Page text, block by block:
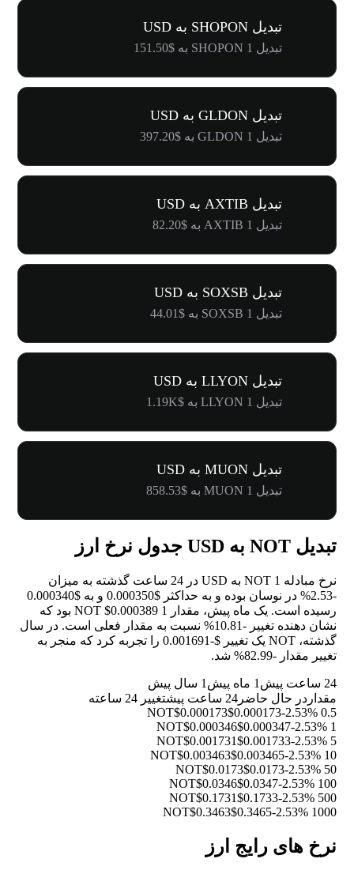
تبدیل SHOPON به USD
تبدیل 1 SHOPON به $151.50
تبدیل GLDON به USD
تبدیل 1 GLDON به $397.20
تبدیل AXTIB به USD
تبدیل 1 AXTIB به $82.20
تبدیل SOXSB به USD
تبدیل 1 SOXSB به $44.01
تبدیل LLYON به USD
تبدیل 1 LLYON به $1.19K
تبدیل MUON به USD
تبدیل 1 MUON به $858.53
تبدیل NOT به USD جدول نرخ ارز
نرخ مبادله 1 NOT به USD در 24 ساعت گذشته به میزان
-2.53%
در نوسان بوده و به حداکثر $0.000350 و به $0.000340
رسیده است. یک ماه پیش، مقدار 1 NOT $0.000389 بود که
نشان دهنده تغییر -10.81%
نسبت به مقدار فعلی است. در سال
گذشته، NOT یک تغییر $-0.001691 را تجربه کرد که منجر به
تغییر مقدار -82.99% شد.
24 ساعت پیش 1 ماه پیش
1 سال پیش
مقدار در حال حاضر 24 ساعت پیش
تغییر 24 ساعته
0.5 NOT
$0.000173$0.000173-2.53%
1 NOT
$0.000346$0.000347-2.53%
5 NOT
$0.001731$0.001733-2.53%
10 NOT
$0.003463$0.003465-2.53%
50 NOT
$0.0173$0.0173-2.53%
100 NOT
$0.0346$0.0347-2.53%
500 NOT
$0.1731$0.1733-2.53%
1000 NOT
$0.3463$0.3465-2.53%
نرخ های رایج ارز